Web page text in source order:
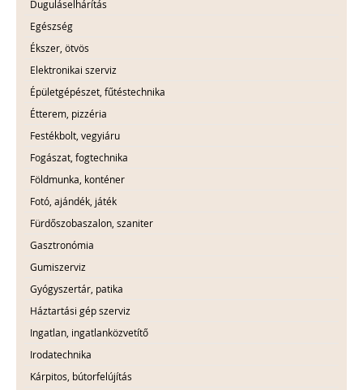
Duguláselhárítás
Egészség
Ékszer, ötvös
Elektronikai szerviz
Épületgépészet, fűtéstechnika
Étterem, pizzéria
Festékbolt, vegyiáru
Fogászat, fogtechnika
Földmunka, konténer
Fotó, ajándék, játék
Fürdőszobaszalon, szaniter
Gasztronómia
Gumiszerviz
Gyógyszertár, patika
Háztartási gép szerviz
Ingatlan, ingatlanközvetítő
Irodatechnika
Kárpitos, bútorfelújítás